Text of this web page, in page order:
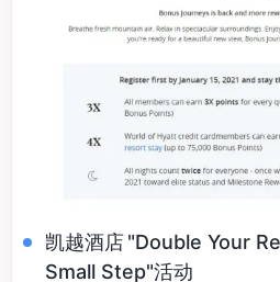
凯越酒店 "Double Your
Small Step"活动